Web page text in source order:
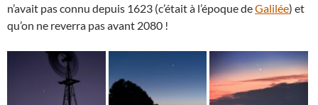
n’avait pas connu depuis 1623 (c’était à l’époque deGalilée) et
qu’on ne reverra pas avant 2080 !